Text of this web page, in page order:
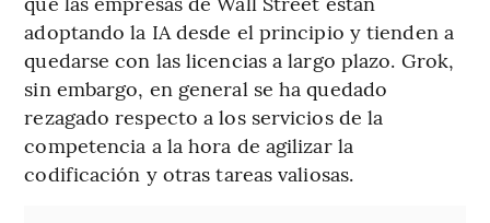
adoptando la IA desde el principio y tienden a
quedarse con las licencias a largo plazo. Grok,
sin embargo, en general se ha quedado
rezagado respecto a los servicios de la
competencia a la hora de agilizar la
codificación y otras tareas valiosas.